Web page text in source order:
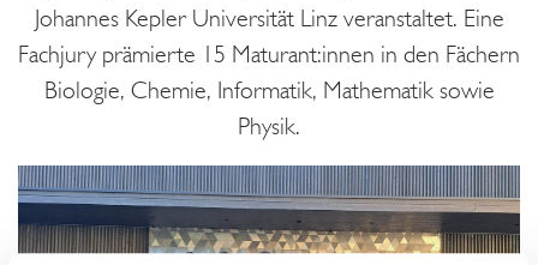
Johannes Kepler Universität Linz veranstaltet. Eine
Fachjury prämierte 15 Maturant:innen in den Fächern
Biologie, Chemie, Informatik, Mathematik sowie
Physik.